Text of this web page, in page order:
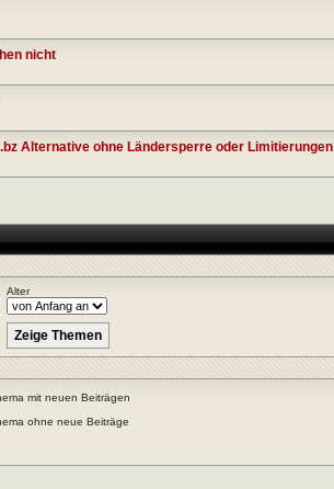
nicht
Alternative ohne Ländersperre oder Limitierungen
Alter
mit neuen Beiträgen
ohne neue Beiträge